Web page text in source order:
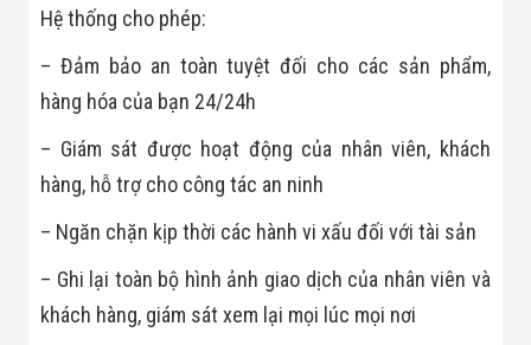
Hệ thống cho phép:
– Đảm bảo an toàn tuyệt đối cho các sản phẩm,
hàng hóa của bạn 24/24h
– Giám sát được hoạt động của nhân viên, khách
hàng, hỗ trợ cho công tác an ninh
– Ngăn chặn kịp thời các hành vi xấu đối với tài sản
– Ghi lại toàn bộ hình ảnh giao dịch của nhân viên và
khách hàng, giám sát xem lại mọi lúc mọi nơi